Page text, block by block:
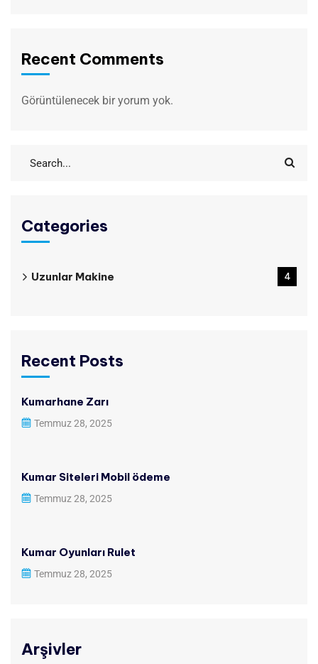
Recent Comments
Görüntülenecek bir yorum yok.
Categories
Uzunlar Makine 4
Recent Posts
Kumarhane Zarı
Temmuz 28, 2025
Kumar Siteleri Mobil ödeme
Temmuz 28, 2025
Kumar Oyunları Rulet
Temmuz 28, 2025
Arşivler